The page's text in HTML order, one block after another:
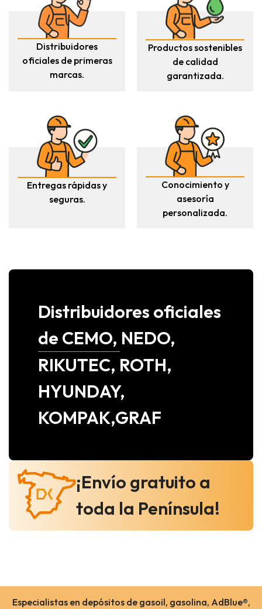
Distribuidores
oficiales de primeras
marcas.
Productos sostenibles
de calidad
garantizada.
Entregas rápidas y
seguras.
Conocimiento y
asesoría
personalizada.
Distribuidores oficiales
de CEMO, NEDO,
RIKUTEC, ROTH,
HYUNDAY,
KOMPAK,GRAF
¡Envío gratuito a
toda la Península!
Especialistas en depósitos de gasoil, gasolina, AdBlue®,